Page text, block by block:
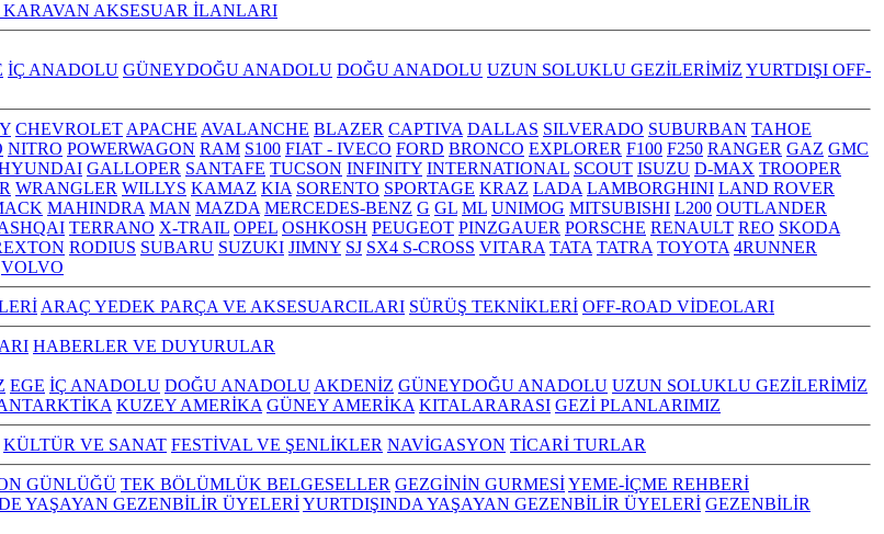
KARAVAN AKSESUAR İLANLARI
İÇ ANADOLU GÜNEYDOĞU ANADOLU DOĞU ANADOLU UZUN SOLUKLU GEZİLERİMİZ YURTDIŞI OFF-
CHEVROLET APACHE AVALANCHE BLAZER CAPTIVA DALLAS SILVERADO SUBURBAN TAHOE
NITRO POWERWAGON RAM S100 FIAT - IVECO FORD BRONCO EXPLORER F100 F250 RANGER GAZ GMC
GALLOPER SANTAFE TUCSON INFINITY INTERNATIONAL SCOUT ISUZU D-MAX TROOPER
WRANGLER WILLYS KAMAZ KIA SORENTO SPORTAGE KRAZ LADA LAMBORGHINI LAND ROVER
MAHINDRA MAN MAZDA MERCEDES-BENZ G GL ML UNIMOG MITSUBISHI L200 OUTLANDER
TERRANO X-TRAIL OPEL OSHKOSH PEUGEOT PINZGAUER PORSCHE RENAULT REO SKODA
RODIUS SUBARU SUZUKI JIMNY SJ SX4 S-CROSS VITARA TATA TATRA TOYOTA 4RUNNER
VOLVO
ARAÇ YEDEK PARÇA VE AKSESUARCILARI SÜRÜŞ TEKNİKLERİ OFF-ROAD VİDEOLARI
HABERLER VE DUYURULAR
EGE İÇ ANADOLU DOĞU ANADOLU AKDENİZ GÜNEYDOĞU ANADOLU UZUN SOLUKLU GEZİLERİMİZ
KUZEY AMERİKA GÜNEY AMERİKA KITALARARASI GEZİ PLANLARIMIZ
KÜLTÜR VE SANAT FESTİVAL VE ŞENLİKLER NAVİGASYON TİCARİ TURLAR
GÜNLÜĞÜ TEK BÖLÜMLÜK BELGESELLER GEZGİNİN GURMESİYEME-İÇME REHBERİ
YAŞAYAN GEZENBİLİR ÜYELERİYURTDIŞINDA YAŞAYAN GEZENBİLİR ÜYELERİ GEZENBİLİR